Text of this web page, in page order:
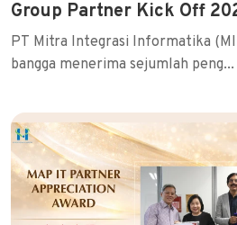
Group Partner Kick Off
PT Mitra Integrasi Informatika
bangga menerima sejumlah peng...